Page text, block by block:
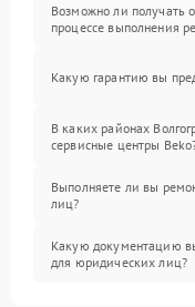
Возможно ли получать
процессе выполнения
Какую гарантию вы
В каких районах
сервисные центры
Выполняете ли вы
лиц?
Какую документацию
для юридических лиц?